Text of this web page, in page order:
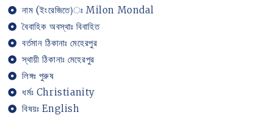
নাম (ইংরেজিতে)ঃ Milon Mondal
বৈবাহিক অবস্থাঃ বিবাহিত
বর্তমান ঠিকানাঃ মেহেরপুর
স্থায়ী ঠিকানাঃ মেহেরপুর
লিঙ্গঃ পুরুষ
ধর্মঃ Christianity
বিষয়ঃ English